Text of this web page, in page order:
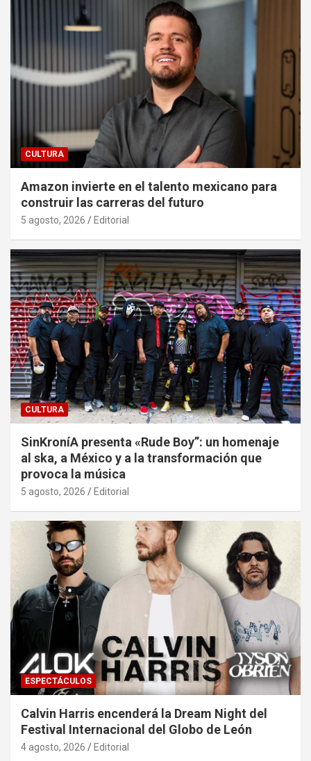
CULTURA
Amazon invierte en el talento mexicano para
construir las carreras del futuro
5 agosto, 2026 Editorial
CULTURA
SinKroníA presenta «Rude Boy”: un homenaje
al ska, a México y a la transformación que
provoca la música
5 agosto, 2026 Editorial
ESPECTÁCULOS
Calvin Harris encenderá la Dream Night del
Festival Internacional del Globo de León
4 agosto, 2026 Editorial